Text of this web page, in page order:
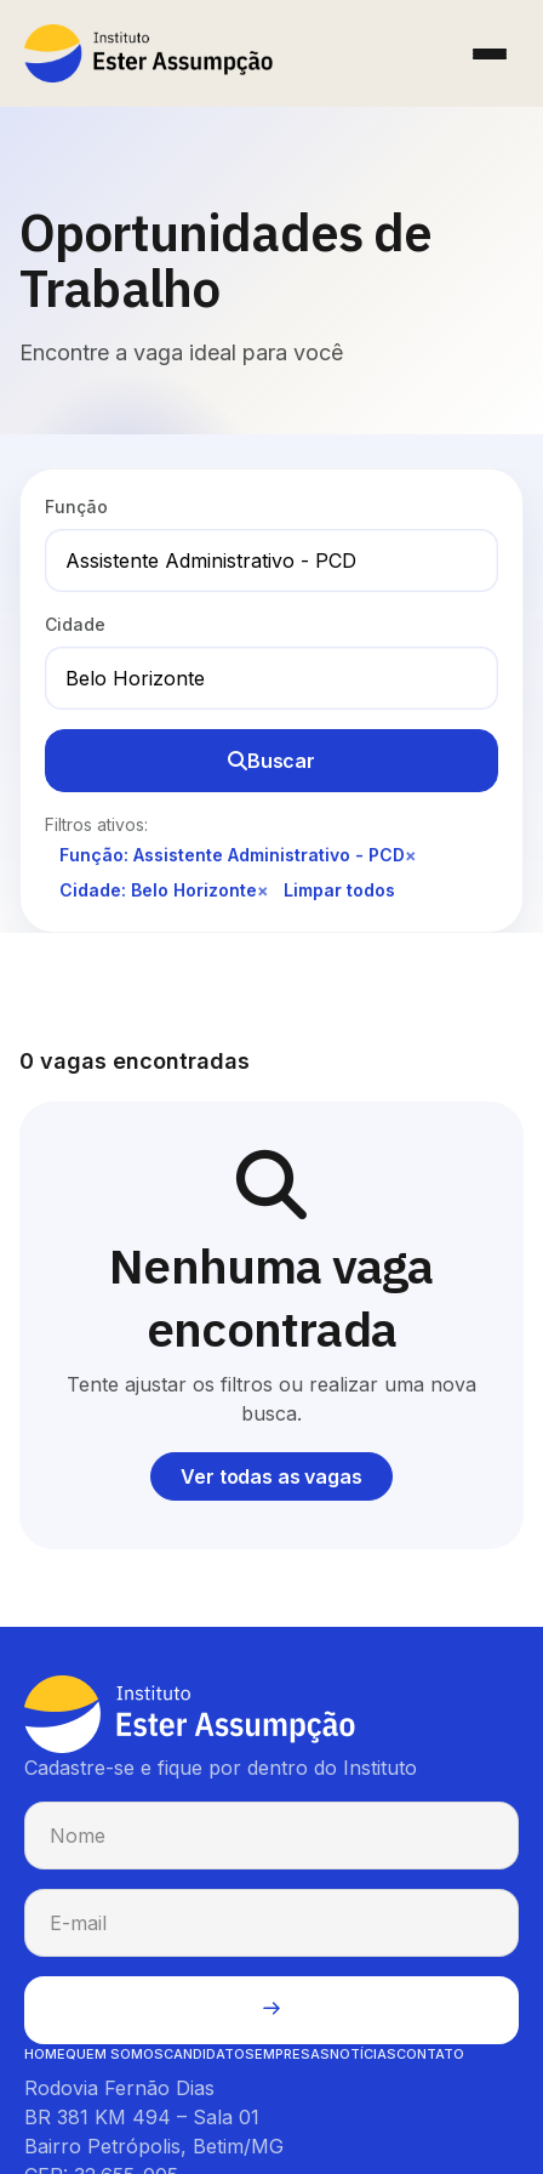
Oportunidades de
Trabalho
Encontre a vaga ideal para você
Função
Cidade
Buscar
Filtros ativos:
Função: Assistente Administrativo - PCD×
Cidade: Belo Horizonte× Limpar todos
0 vagas encontradas
Nenhuma vaga
encontrada
Tente ajustar os filtros ou realizar uma nova
busca.
Ver todas as vagas
Cadastre-se e fique por dentro do Instituto
HOMEQUEM SOMOSCANDIDATOSEMPRESASNOTÍCIASCONTATO
Rodovia Fernão Dias
BR 381 KM 494 – Sala 01
Bairro Petrópolis, Betim/MG